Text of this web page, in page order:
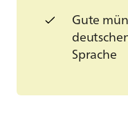
Gute
Sprache